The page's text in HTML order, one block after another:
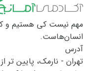
سایت‌ها طراحی...
مهم نیست کی هستیم و
انسان‌هاست.
آدرس
تهران - نارمک، پایین